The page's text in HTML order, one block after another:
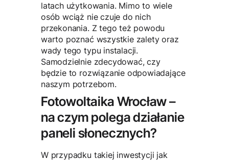
latach użytkowania. Mimo to wiele
osób wciąż nie czuje do nich
przekonania. Z tego też powodu
warto poznać wszystkie zalety oraz
wady tego typu instalacji.
Samodzielnie zdecydować, czy
będzie to rozwiązanie odpowiadające
naszym potrzebom.
Fotowoltaika Wrocław –
na czym polega działanie
paneli słonecznych?
W przypadku takiej inwestycji jak